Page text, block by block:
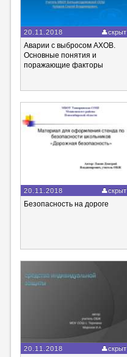
20.11.2018 скрыт
Аварии с выбросом АХОВ.
Основные понятия и
поражающие факторы
20.11.2018 скрыт
Безопасность на дороге
20.11.2018 скрыт